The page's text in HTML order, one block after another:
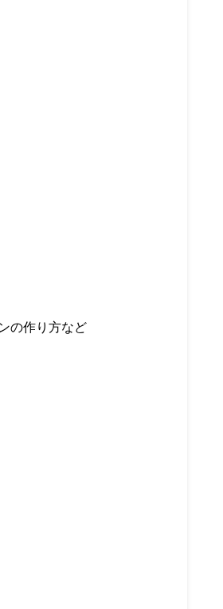
の作り方など